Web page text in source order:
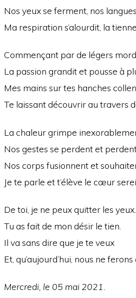
Nos yeux se ferment, nos langues
Ma respiration s’alourdit, la tienne
Commençant par de légers
La passion grandit et pousse à
Mes mains sur tes hanches
Te laissant découvrir au travers
La chaleur grimpe
Nos gestes se perdent et
Nos corps fusionnent et
Je te parle et t’élève le cœur
De toi, je ne peux quitter les yeux.
Tu as fait de mon désir le tien.
Il va sans dire que je te veux
Et, qu’aujourd’hui, nous ne ferons
Mercredi, le 05 mai 2021.